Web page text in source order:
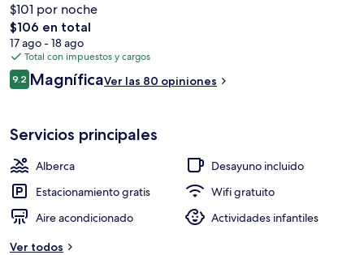
$101 por noche
El
precio
total
es
de
$106 en total
17 ago - 18 ago
Total con impuestos y cargos
Opiniones
9.29.2 de 10,
MagníficaVer las 80 opiniones
Servicios principales
Alberca
Desayuno incluido
Estacionamiento gratis
Wifi gratuito
Aire acondicionado
Actividades infantiles
Ver todos